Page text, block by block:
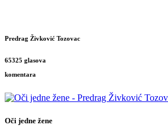
Predrag Živković Tozovac
65325 glasova
komentara
Oči jedne žene